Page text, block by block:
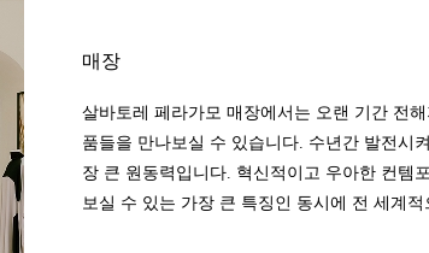
매장
살바토레 페라가모 매장에서는 오랜 기간 전
품들을 만나보실 수 있습니다. 수년간 발전시
장 큰 원동력입니다. 혁신적이고 우아한 컨템
보실 수 있는 가장 큰 특징인 동시에 전 세계